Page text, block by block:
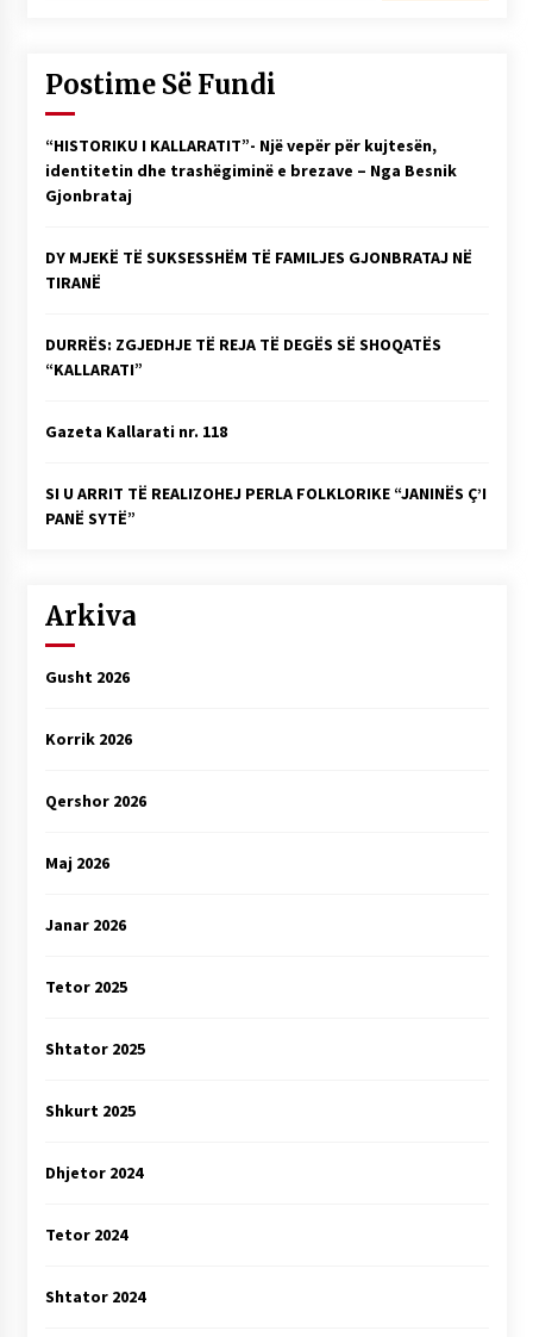
Postime Së Fundi
“HISTORIKU I KALLARATIT”- Një vepër për kujtesën,
identitetin dhe trashëgiminë e brezave – Nga Besnik
Gjonbrataj
DY MJEKË TË SUKSESSHËM TË FAMILJES GJONBRATAJ NË
TIRANË
DURRËS: ZGJEDHJE TË REJA TË DEGËS SË SHOQATËS
“KALLARATI”
Gazeta Kallarati nr. 118
SI U ARRIT TË REALIZOHEJ PERLA FOLKLORIKE “JANINËS Ç’I
PANË SYTË”
Arkiva
Gusht 2026
Korrik 2026
Qershor 2026
Maj 2026
Janar 2026
Tetor 2025
Shtator 2025
Shkurt 2025
Dhjetor 2024
Tetor 2024
Shtator 2024